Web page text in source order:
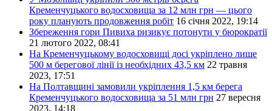
Кременчуцького водосховища за 12 млн грн — цього
року планують продовження робіт 16 січня 2022, 19:14
Збереження гори Пивиха ризикує потонути у бюрократії
21 лютого 2022, 08:41
На Кременчуцькому водосховищі досі укріплено лише
500 м берегової лінії із необхідних 43,5 км 22 травня
2023, 17:51
На Полтавщині замовили укріплення 1,5 км берега
Кременчуцького водосховища за 51 млн грн 27 вересня
2023, 14:18